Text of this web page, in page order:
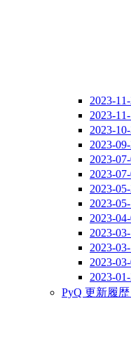
2023-
2023-
2023-
2023-
2023-
2023-
2023-
2023-
2023-
2023-
2023-
2023-
2023-
PyQ 更新履